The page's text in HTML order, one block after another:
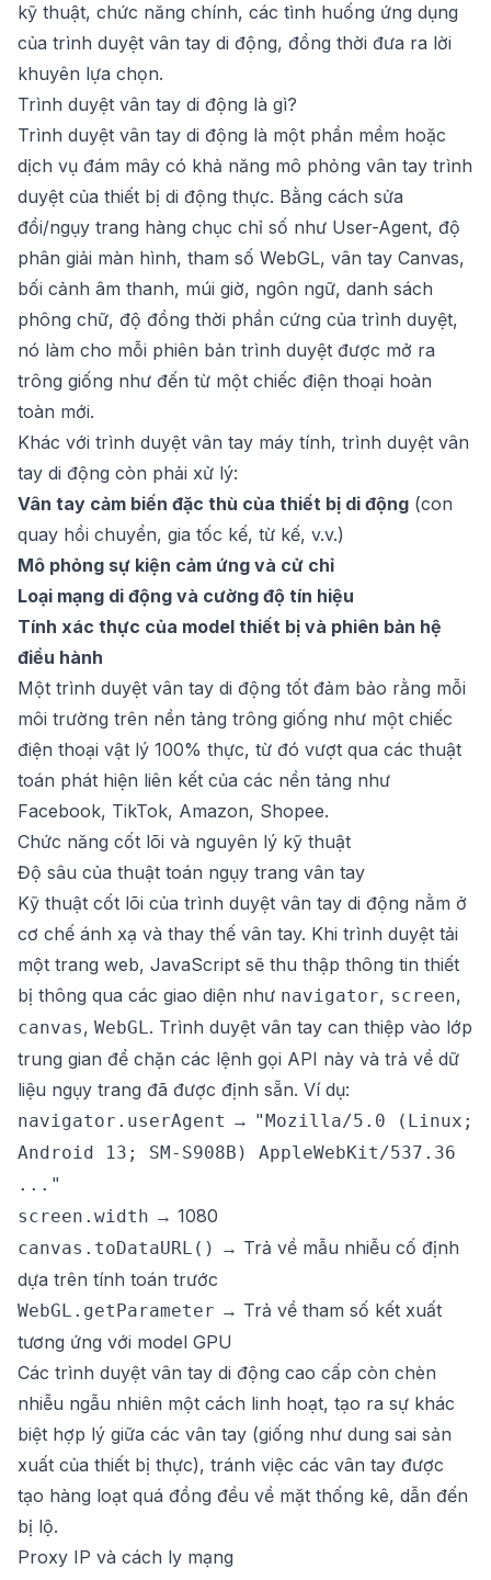
kỹ thuật, chức năng chính, các tình huống ứng dụng
của trình duyệt vân tay di động, đồng thời đưa ra lời
khuyên lựa chọn.
Trình duyệt vân tay di động là gì?
Trình duyệt vân tay di động là một phần mềm hoặc
dịch vụ đám mây có khả năng mô phỏng vân tay trình
duyệt của thiết bị di động thực. Bằng cách sửa
đổi/ngụy trang hàng chục chỉ số như User-Agent, độ
phân giải màn hình, tham số WebGL, vân tay Canvas,
bối cảnh âm thanh, múi giờ, ngôn ngữ, danh sách
phông chữ, độ đồng thời phần cứng của trình duyệt,
nó làm cho mỗi phiên bản trình duyệt được mở ra
trông giống như đến từ một chiếc điện thoại hoàn
toàn mới.
Khác với trình duyệt vân tay máy tính, trình duyệt vân
tay di động còn phải xử lý:
Vân tay cảm biến đặc thù của thiết bị di động (con
quay hồi chuyển, gia tốc kế, từ kế, v.v.)
Mô phỏng sự kiện cảm ứng và cử chỉ
Loại mạng di động và cường độ tín hiệu
Tính xác thực của model thiết bị và phiên bản hệ
điều hành
Một trình duyệt vân tay di động tốt đảm bảo rằng mỗi
môi trường trên nền tảng trông giống như một chiếc
điện thoại vật lý 100% thực, từ đó vượt qua các thuật
toán phát hiện liên kết của các nền tảng như
Facebook, TikTok, Amazon, Shopee.
Chức năng cốt lõi và nguyên lý kỹ thuật
Độ sâu của thuật toán ngụy trang vân tay
Kỹ thuật cốt lõi của trình duyệt vân tay di động nằm ở
cơ chế ánh xạ và thay thế vân tay. Khi trình duyệt tải
một trang web, JavaScript sẽ thu thập thông tin thiết
bị thông qua các giao diện như navigator, screen,
canvas, WebGL. Trình duyệt vân tay can thiệp vào lớp
trung gian để chặn các lệnh gọi API này và trả về dữ
liệu ngụy trang đã được định sẵn. Ví dụ:
navigator.userAgent → "Mozilla/5.0 (Linux;
Android 13; SM-S908B) AppleWebKit/537.36
..."
screen.width → 1080
canvas.toDataURL() → Trả về mẫu nhiễu cố định
dựa trên tính toán trước
WebGL.getParameter → Trả về tham số kết xuất
tương ứng với model GPU
Các trình duyệt vân tay di động cao cấp còn chèn
nhiễu ngẫu nhiên một cách linh hoạt, tạo ra sự khác
biệt hợp lý giữa các vân tay (giống như dung sai sản
xuất của thiết bị thực), tránh việc các vân tay được
tạo hàng loạt quá đồng đều về mặt thống kê, dẫn đến
bị lộ.
Proxy IP và cách ly mạng